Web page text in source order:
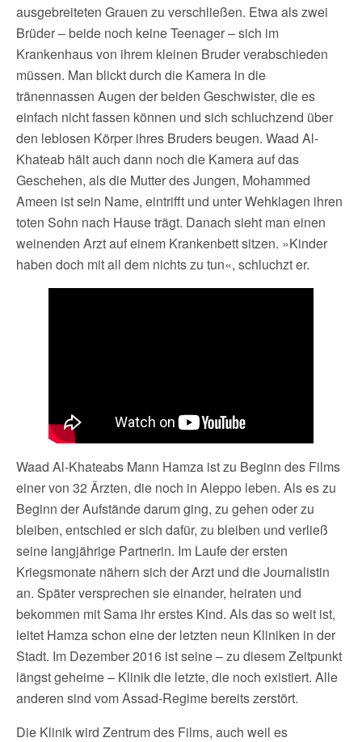
ausgebreiteten Grauen zu verschließen. Etwa als zwei
Brüder – beide noch keine Teenager – sich im
Krankenhaus von ihrem kleinen Bruder verabschieden
müssen. Man blickt durch die Kamera in die
tränennassen Augen der beiden Geschwister, die es
einfach nicht fassen können und sich schluchzend über
den leblosen Körper ihres Bruders beugen. Waad Al-
Khateab hält auch dann noch die Kamera auf das
Geschehen, als die Mutter des Jungen, Mohammed
Ameen ist sein Name, eintrifft und unter Wehklagen ihren
toten Sohn nach Hause trägt. Danach sieht man einen
weinenden Arzt auf einem Krankenbett sitzen. »Kinder
haben doch mit all dem nichts zu tun«, schluchzt er.
Waad Al-Khateabs Mann Hamza ist zu Beginn des Films
einer von 32 Ärzten, die noch in Aleppo leben. Als es zu
Beginn der Aufstände darum ging, zu gehen oder zu
bleiben, entschied er sich dafür, zu bleiben und verließ
seine langjährige Partnerin. Im Laufe der ersten
Kriegsmonate nähern sich der Arzt und die Journalistin
an. Später versprechen sie einander, heiraten und
bekommen mit Sama ihr erstes Kind. Als das so weit ist,
leitet Hamza schon eine der letzten neun Kliniken in der
Stadt. Im Dezember 2016 ist seine – zu diesem Zeitpunkt
längst geheime – Klinik die letzte, die noch existiert. Alle
anderen sind vom Assad-Regime bereits zerstört.
Die Klinik wird Zentrum des Films, auch weil es